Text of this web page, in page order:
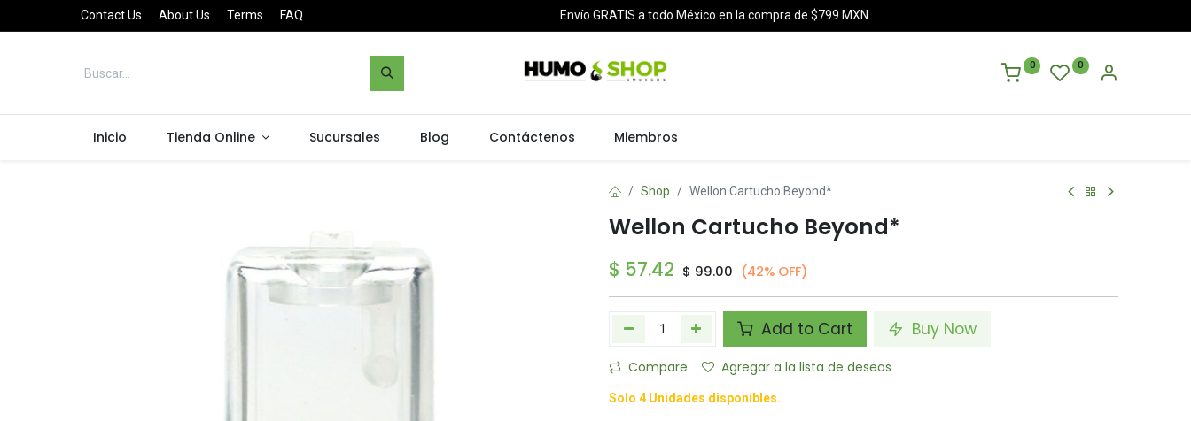
Contact Us About Us Terms FAQ Envío GRATIS a todo México en la compra de $799 MXN
0 0
Inicio Tienda Online Sucursales Blog Contáctenos Miembros
Shop Wellon Cartucho Beyond*
Wellon Cartucho Beyond*
$ 57.42 $99.00 (42% OFF)
Add to Cart Buy Now
Compare Agregar a la lista de deseos
Solo 4 Unidades disponibles.